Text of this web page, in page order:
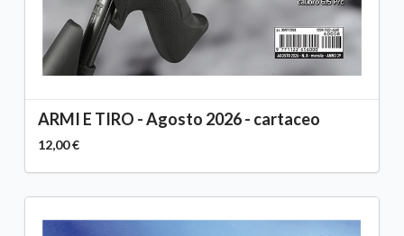
ARMI E TIRO - Agosto 2026 - cartaceo
12,00 €